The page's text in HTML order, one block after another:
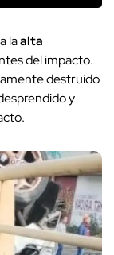
laalta
del impacto.
destruido
y